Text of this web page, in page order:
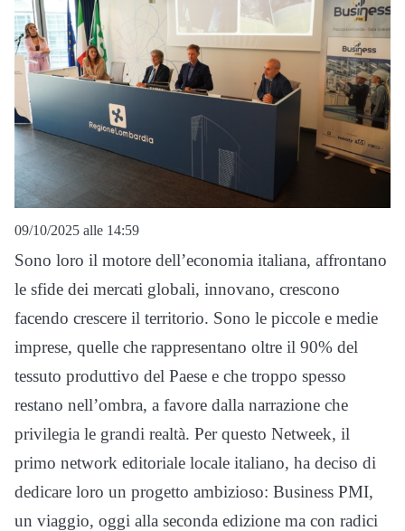
09/10/2025 alle 14:59
Sono loro il motore dell’economia italiana, affrontano
le sfide dei mercati globali, innovano, crescono
facendo crescere il territorio. Sono le piccole e medie
imprese, quelle che rappresentano oltre il 90% del
tessuto produttivo del Paese e che troppo spesso
restano nell’ombra, a favore dalla narrazione che
privilegia le grandi realtà. Per questo Netweek, il
primo network editoriale locale italiano, ha deciso di
dedicare loro un progetto ambizioso: Business PMI,
un viaggio, oggi alla seconda edizione ma con radici